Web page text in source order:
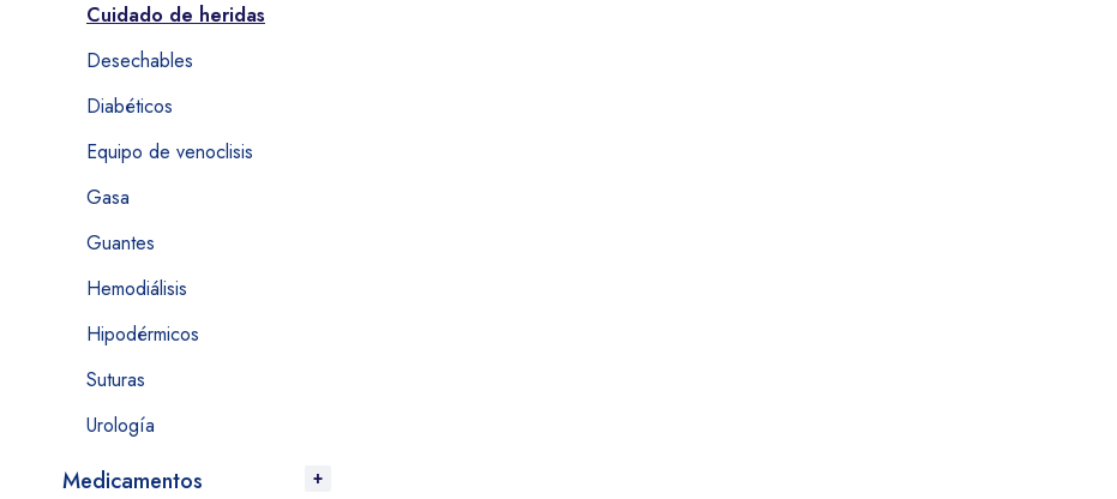
Cuidado de heridas
Desechables
Diabéticos
Equipo de venoclisis
Gasa
Guantes
Hemodiálisis
Hipodérmicos
Suturas
Urología
Medicamentos